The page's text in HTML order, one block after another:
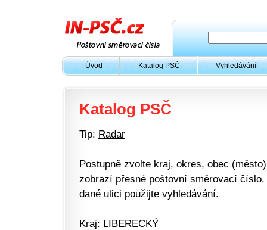
Úvod Katalog PSČ Vyhledávání
Katalog PSČ
Tip: Radar
Postupně zvolte kraj, okres, obec
zobrazí přesné poštovní směrovací
dané ulici použijte vyhledávání.
Kraj: LIBERECKÝ